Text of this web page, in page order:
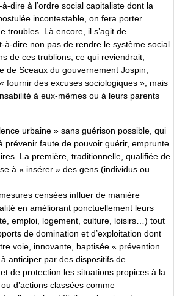
dire à l’ordre social capitaliste dont la
incontestable, on fera porter
troubles. Là encore, il s’agit de
à-dire non pas de rendre le système social
de ces trublions, ce qui reviendrait,
de Sceaux du gouvernement Jospin,
fournir des excuses sociologiques », mais
à eux-mêmes ou à leurs parents
urbaine » sans guérison possible, qui
prévenir faute de pouvoir guérir, emprunte
La première, traditionnelle, qualifiée de
à « insérer » des gens (individus ou
censées influer de manière
en améliorant ponctuellement leurs
emploi, logement, culture, loisirs…) tout
de domination et d’exploitation dont
voie, innovante, baptisée « prévention
anticiper par des dispositifs de
de protection les situations propices à la
d’actions classées comme